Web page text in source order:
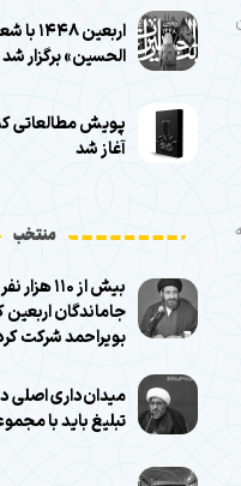
اربعین
الحسین» برگزار شد
پویش مطالعاتی
آغاز شد
منتخب
بیش از ۱۱۰
جاماندگان اربعین
بویراحمد شرکت
میدان‌داری اصلی
تبلیغ باید با